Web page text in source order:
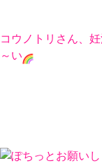
コウノトリさん、
～い